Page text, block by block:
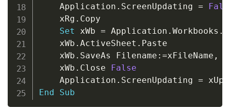
    Application
. ScreenUpdating =
    xRg
. Copy
Set xWb = Application . Workbooks .
    xWb
. ActiveSheet . Paste
    xWb
. SaveAs Filename : =xFileName ,
    xWb
. Close False
    Application
. ScreenUpdating =
End
Sub